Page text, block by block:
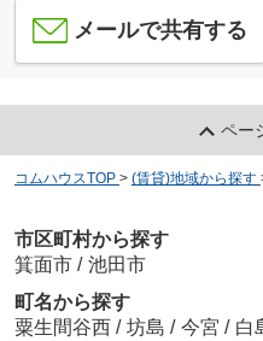
メールで共有する
ペー
コムハウスTOP > (賃貸)地域から探す
市区町村から探す
箕面市 / 池田市
町名から探す
粟生間谷西 / 坊島 / 今宮 / 白